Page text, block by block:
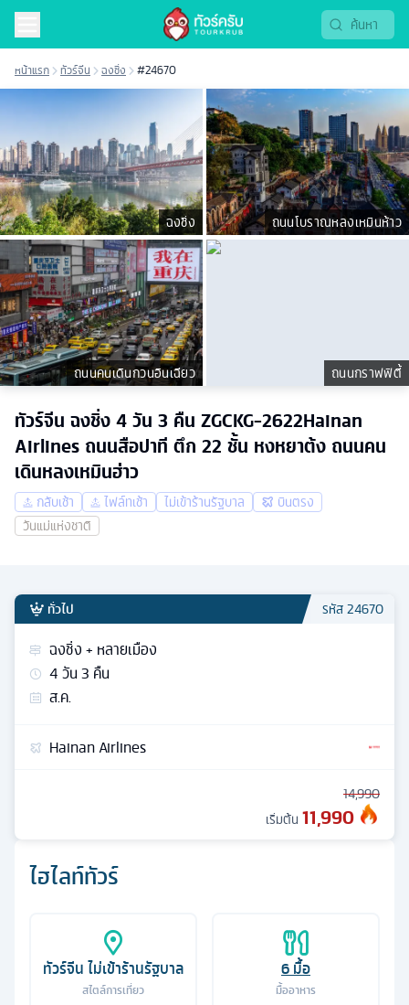
หน้าแรก ทัวร์จีน ฉงชิ่ง #24670
ฉงชิ่ง ถนนโบราณหลงเหมินห้าว
ถนนคนเดินกวนอินเฉียว ถนนกราฟฟิตี้
ทัวร์จีน ฉงชิ่ง 4 วัน 3 คืน ZGCKG-2622Hainan
Airlines ถนนสือปาที ตึก 22 ชั้น หงหยาต้ง ถนนคน
เดินหลงเหมินฮ่าว
กลับเช้า ไฟล์ทเช้า ไม่เข้าร้านรัฐบาล
บินตรง
วันแม่แห่งชาติ
ไฮไลท์ทัวร์
ทัวร์จีน ไม่เข้าร้านรัฐบาล
สไตล์การเที่ยว
6มื้อ
มื้ออาหาร
ทั่วไป รหัส24670
ฉงชิ่ง + หลายเมือง
4วัน3 คืน
ส.ค.
Hainan Airlines
14,990
เริ่มต้น 11,990